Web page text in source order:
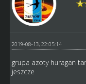
2019-08-13, 22:05:14
grupa azoty huragan
jeszcze